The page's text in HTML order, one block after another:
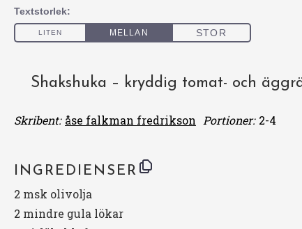
Shakshuka – kryddig tomat- och
Skribent: åse falkman fredrikson Portioner: 2-4
INGREDIENSER
2 msk olivolja
2 mindre gula lökar